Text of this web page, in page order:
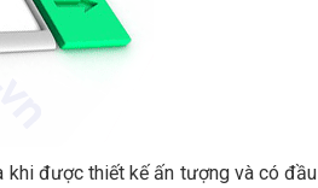
khi được thiết kế ấn tượng và có đầu